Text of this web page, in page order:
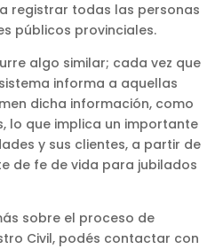
registrar todas las personas
públicos provinciales.
algo similar; cada vez que
informa a aquellas
dicha información, como
lo que implica un importante
y sus clientes, a partir de
de fe de vida para jubilados
sobre el proceso de
Civil, podés contactar con